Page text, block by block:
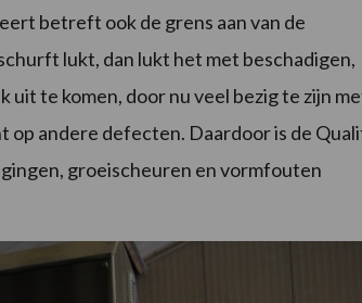
betreft ook de grens aan van de
lukt, dan lukt het met beschadigen,
te komen, door nu veel bezig te zijn
op andere defecten. Daardoor is de
groeischeuren en vormfouten